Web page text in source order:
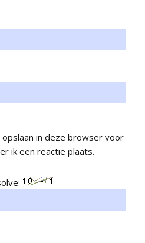
opslaan in deze browser voor
ik een reactie plaats.